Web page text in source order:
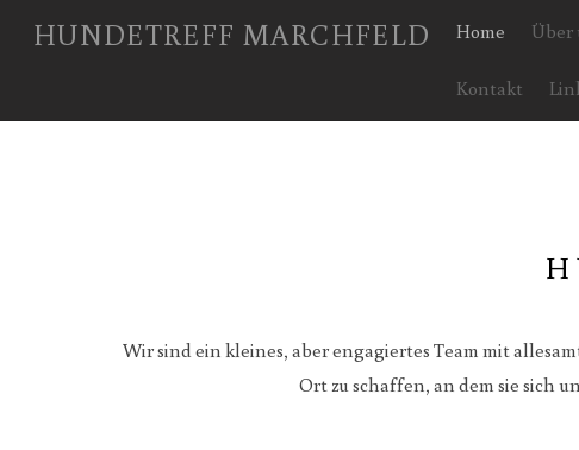
HUNDETREFF MARCHFELD Home Über
Kontakt
Wir sind ein kleines, aber engagiertes Team mit
Ort zu schaffen, an dem sie sich